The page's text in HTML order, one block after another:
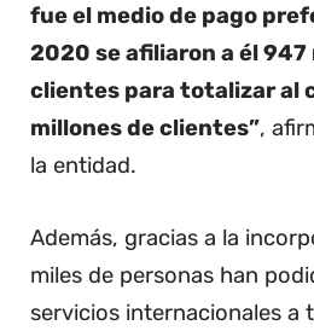
fue el medio de pago
2020 se afiliaron a él 947
clientes para totalizar al
millones de clientes”,
la entidad.
Además, gracias a la
miles de personas han
servicios internacionales a